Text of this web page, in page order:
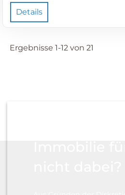
Details
Ergebnisse 1-12 von 21